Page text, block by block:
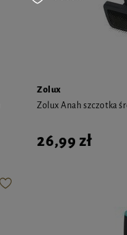
Zolux
Zolux Anah szczotka
26,99 zł